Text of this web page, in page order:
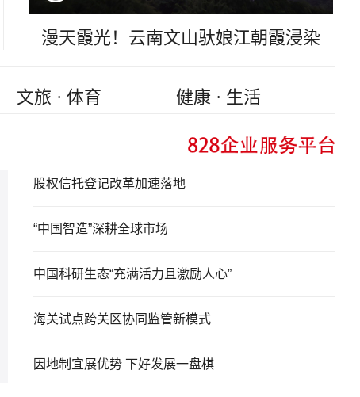
漫天霞光！云南文山驮娘江朝霞浸染
文旅 · 体育 健康 · 生活
股权信托登记改革加速落地
“中国智造”深耕全球市场
中国科研生态“充满活力且激励人心”
海关试点跨关区协同监管新模式
因地制宜展优势 下好发展一盘棋